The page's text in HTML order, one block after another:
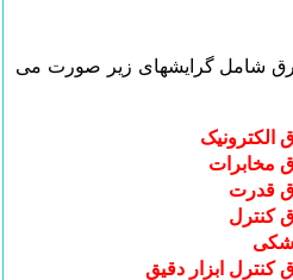
برق شامل گرایشهای زیر صورت می
الکترونیک
مخابرات
قدرت
کنترل
کنترل ابزار دقیق